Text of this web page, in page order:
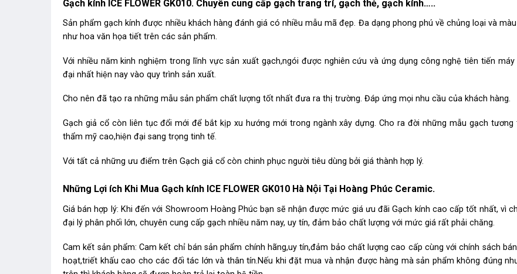
Gạch kính ICE FLOWER GK010. Chuyên cung cấp gạch trang trí, gạch thẻ, gạch kính…..
Sản phẩm gạch kính được nhiều khách hàng đánh giá có nhiều mẫu mã đẹp. Đa dạng phong phú về chủng loại và
như hoa văn họa tiết trên các sản phẩm.
Với nhiều năm kinh nghiệm trong lĩnh vực sản xuất gạch,ngói được nghiên cứu và ứng dụng công nghệ tiên tiến máy
đại nhất hiện nay vào quy trình sản xuất.
Cho nên đã tạo ra những mẫu sản phẩm chất lượng tốt nhất đưa ra thị trường. Đáp ứng mọi nhu cầu của khách hàng.
Gạch giả cổ còn liên tục đổi mới để bắt kịp xu hướng mới trong ngành xây dựng. Cho ra đời những mẫu gạch tương
thẩm mỹ cao,hiện đại sang trọng tinh tế.
Với tất cả những ưu điểm trên Gạch giả cổ còn chinh phục người tiêu dùng bởi giá thành hợp lý.
Những Lợi ích Khi Mua Gạch kính ICE FLOWER GK010 Hà Nội Tại Hoàng Phúc Ceramic.
Giá bán hợp lý: Khi đến với Showroom Hoàng Phúc bạn sẽ nhận được mức giá ưu đãi Gạch kính cao cấp tốt nhất, vì
đại lý phân phối lớn, chuyên cung cấp gạch nhiều năm nay, uy tín, đảm bảo chất lượng với mức giá rất phải chăng.
Cam kết sản phẩm: Cam kết chỉ bán sản phẩm chính hãng,uy tín,đảm bảo chất lượng cao cấp cùng với chính sách
hoạt,triết khấu cao cho các đối tác lớn và thân tín.Nếu khi đặt mua và nhận được hàng mà sản phẩm không đúng